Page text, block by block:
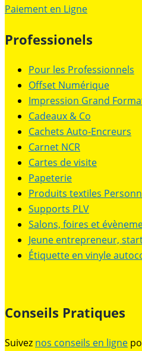
Paiement en Ligne
Professionels
Pour les Professionnels
Offset Numérique
Impression Grand
Cadeaux & Co
Cachets Auto-Encreurs
Carnet NCR
Cartes de visite
Papeterie
Produits textiles
Supports PLV
Salons, foires et
Jeune entrepreneur,
Étiquette en vinyle
Conseils Pratiques
Suivez nos conseils en ligne